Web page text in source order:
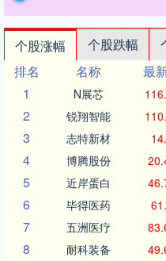
个股涨幅 个股跌幅
排名
名称 最
1
N展芯
2 锐翔智能
3 志特新材
4 博腾股份
5 近岸蛋白
6 毕得医药
7 五洲医疗
8 耐科装备